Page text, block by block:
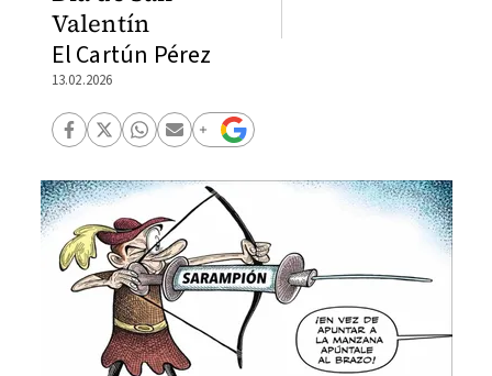
Valentín
El Cartún Pérez
13.02.2026